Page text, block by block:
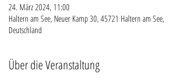
24. März 2024, 11:00
Haltern am See, Neuer Kamp 30, 45721 Haltern am See,
Deutschland
Über die Veranstaltung